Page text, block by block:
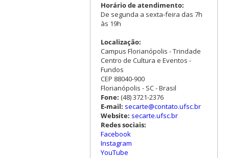
Horário de atendimento:
De segunda a sexta-feira das 7h
às 19h
Localização:
Campus Florianópolis - Trindade
Centro de Cultura e Eventos -
Fundos
CEP 88040-900
Florianópolis - SC - Brasil
Fone: (48) 3721-2376
E-mail: secarte@contato.ufsc.br
Website: secarte.ufsc.br
Redes sociais:
Facebook
Instagram
YouTube